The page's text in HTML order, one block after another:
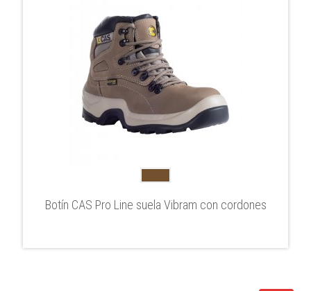
Botín CAS Pro Line suela Vibram con cordones